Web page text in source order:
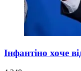
Інфантіно хоче